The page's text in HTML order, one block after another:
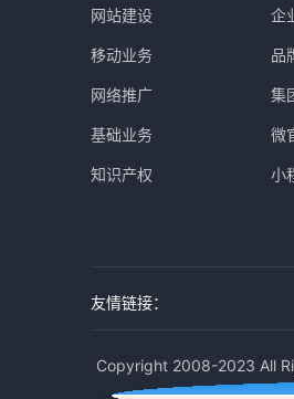
网站建设
移动业务
网络推广
基础业务
知识产权
企
品
集
微
小
友情链接：
Copyright 2008-2023 All